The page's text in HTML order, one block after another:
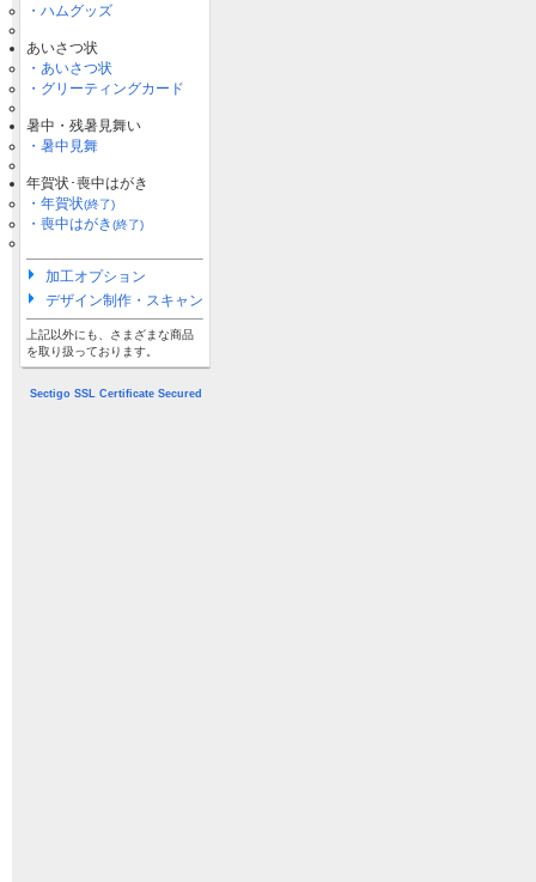
・ハムグッズ
あいさつ状
・あいさつ状
・グリーティングカード
暑中・残暑見舞い
・暑中見舞
年賀状･喪中はがき
・年賀状(終了)
・喪中はがき(終了)
加工オプション
デザイン制作・スキャン
上記以外にも、さまざまな商品
を取り扱っております。
Sectigo SSL Certificate Secured